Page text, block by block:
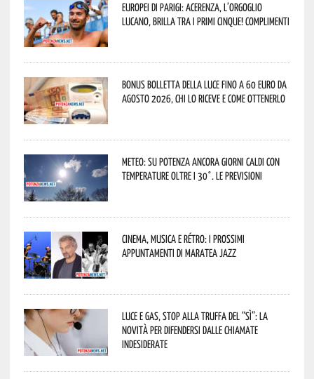
Europei di Parigi: Acerenza, l’orgoglio
lucano, brilla tra i primi cinque! Complimenti
Bonus bolletta della luce fino a 60 euro da
agosto 2026, chi lo riceve e come ottenerlo
Meteo: su Potenza ancora giorni caldi con
temperature oltre i 30°. Le previsioni
Cinema, musica e rétro: i prossimi
appuntamenti di Maratea Jazz
Luce e gas, stop alla truffa del “Sì”: la
novità per difendersi dalle chiamate
indesiderate